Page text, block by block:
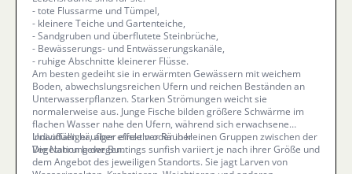
- tote Flussarme und Tümpel,
- kleinere Teiche und Gartenteiche,
- Sandgruben und überflutete Steinbrüche,
- Bewässerungs- und Entwässerungskanäle,
- ruhige Abschnitte kleinerer Flüsse.
Am besten gedeiht sie in erwärmten Gewässern mit weichem
Boden, abwechslungsreichen Ufern und reichen Beständen an
Unterwasserpflanzen. Starken Strömungen weicht sie
normalerweise aus. Junge Fische bilden größere Schwärme im
flachen Wasser nahe den Ufern, während sich erwachsene
Individuen häufiger einzeln oder in kleinen Gruppen zwischen der
Vegetation bewegen.
Unauffälliger, aber effektiver Räuber
Die Nahrung der Buntings sunfish variiert je nach ihrer Größe und
dem Angebot des jeweiligen Standorts. Sie jagt Larven von